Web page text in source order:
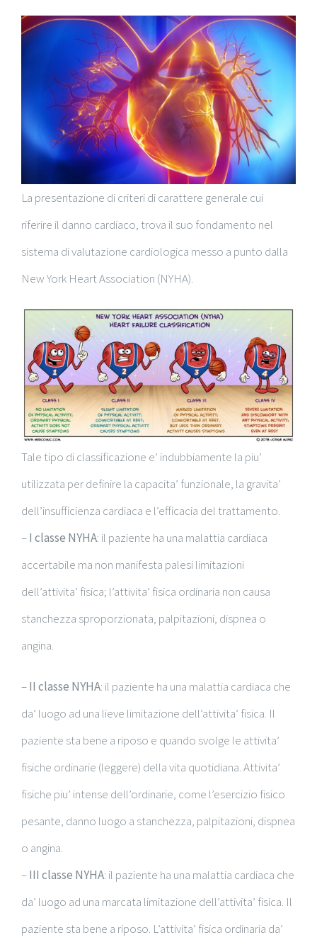
La presentazione di criteri di carattere generale cui
riferire il danno cardiaco, trova il suo fondamento nel
sistema di valutazione cardiologica messo a punto dalla
New York Heart Association (NYHA).
Tale tipo di classificazione e’ indubbiamente la piu’
utilizzata per definire la capacita’ funzionale, la gravita’
dell’insufficienza cardiaca e l’efficacia del trattamento.
–I classe NYHA: il paziente ha una malattia cardiaca
accertabile ma non manifesta palesi limitazioni
dell’attivita’ fisica; l’attivita’ fisica ordinaria non causa
stanchezza sproporzionata, palpitazioni, dispnea o
angina.
–II classe NYHA: il paziente ha una malattia cardiaca che
da’ luogo ad una lieve limitazione dell’attivita’ fisica. Il
paziente sta bene a riposo e quando svolge le attivita’
fisiche ordinarie (leggere) della vita quotidiana. Attivita’
fisiche piu’ intense dell’ordinarie, come l’esercizio fisico
pesante, danno luogo a stanchezza, palpitazioni, dispnea
o angina.
–III classe NYHA: il paziente ha una malattia cardiaca che
da’ luogo ad una marcata limitazione dell’attivita’ fisica. Il
paziente sta bene a riposo. L’attivita’ fisica ordinaria da’